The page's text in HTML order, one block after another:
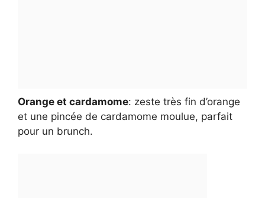
Orange et cardamome: zeste très fin d’orange
et une pincée de cardamome moulue, parfait
pour un brunch.